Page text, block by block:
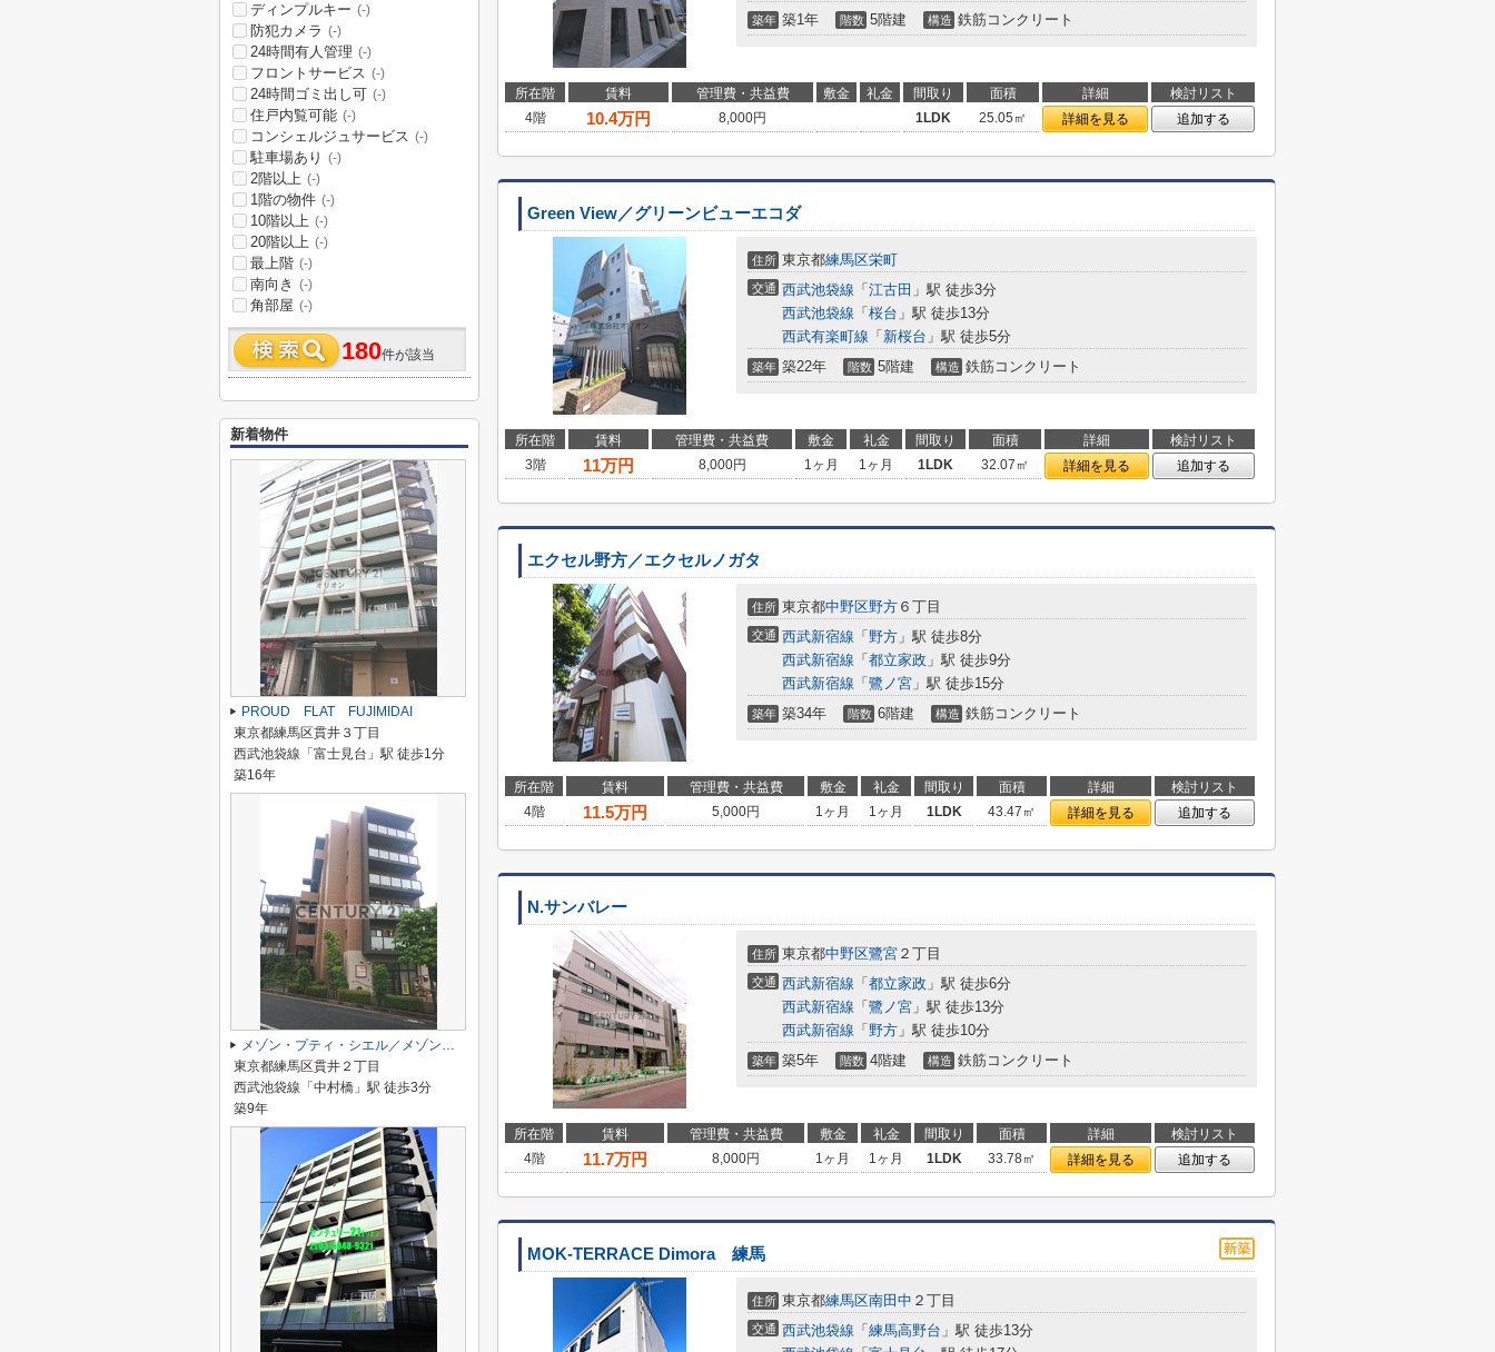
築年 築1年 階数 5階建 構造 鉄筋コンクリート
所在階 賃料 管理費・共益費 敷金 礼金 間取り 面積 詳細
検討リスト
4階
10.4万円 8,000円 1LDK 25.05㎡ 詳細を見る 追加する
Green View／グリーンビューエコダ
住所 東京都練馬区栄町
交通 西武池袋線 「 江古田 」駅 徒歩3分
西武池袋線 「 桜台 」駅 徒歩13分
西武有楽町線 「 新桜台 」駅 徒歩5分
築年 築22年 階数 5階建 構造 鉄筋コンクリート
所在階 賃料 管理費・共益費 敷金 礼金 間取り 面積 詳細
検討リスト
3階
11万円 8,000円 1ヶ月 1ヶ月 1LDK 32.07㎡ 詳細を見る 追加する
エクセル野方／エクセルノガタ
住所 東京都中野区野方 ６丁目
交通 西武新宿線 「 野方 」駅 徒歩8分
西武新宿線 「 都立家政 」駅 徒歩9分
西武新宿線 「 鷺ノ宮 」駅 徒歩15分
築年 築34年 階数 6階建 構造 鉄筋コンクリート
所在階 賃料 管理費・共益費 敷金 礼金 間取り 面積 詳細
検討リスト
4階
11.5万円 5,000円 1ヶ月 1ヶ月 1LDK 43.47㎡ 詳細を見る 追加する
N.サンバレー
住所 東京都中野区鷺宮 ２丁目
交通 西武新宿線 「 都立家政 」駅 徒歩6分
西武新宿線 「 鷺ノ宮 」駅 徒歩13分
西武新宿線 「 野方 」駅 徒歩10分
築年 築5年 階数 4階建 構造 鉄筋コンクリート
所在階 賃料 管理費・共益費 敷金 礼金 間取り 面積 詳細
検討リスト
4階
11.7万円 8,000円 1ヶ月 1ヶ月 1LDK 33.78㎡ 詳細を見る 追加する
MOK-TERRACE Dimora 練馬
住所 東京都練馬区南田中 ２丁目
交通 西武池袋線 「 練馬高野台 」駅 徒歩13分
ディンプルキー (-)
防犯カメラ (-)
24時間有人管理 (-)
フロントサービス (-)
24時間ゴミ出し可 (-)
住戸内覧可能 (-)
コンシェルジュサービス (-)
駐車場あり (-)
2階以上 (-)
1階の物件 (-)
10階以上 (-)
20階以上 (-)
最上階 (-)
南向き (-)
角部屋 (-)
180件が該当
新着物件
PROUD FLAT FUJIMIDAI
東京都練馬区貫井３丁目
西武池袋線「富士見台」駅 徒歩1分
築16年
メゾン・プティ・シエル／メゾン・プティ シエル
東京都練馬区貫井２丁目
西武池袋線「中村橋」駅 徒歩3分
築9年